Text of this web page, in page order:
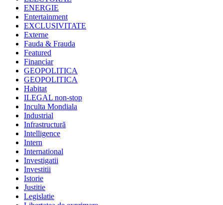
ENERGIE
Entertainment
EXCLUSIVITATE
Externe
Fauda & Frauda
Featured
Financiar
GEOPOLITICA
GEOPOLITICA
Habitat
ILEGAL non-stop
Inculta Mondiala
Industrial
Infrastructură
Intelligence
Intern
International
Investigatii
Investitii
Istorie
Justitie
Legislatie